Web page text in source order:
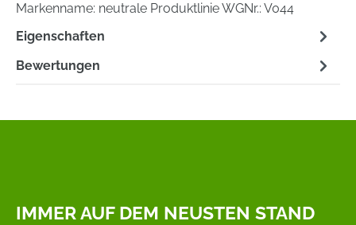
Markenname: neutrale Produktlinie WGNr.: V044
Eigenschaften
Bewertungen
IMMER AUF DEM NEUSTEN STAND